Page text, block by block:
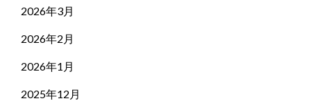
2026年3月
2026年2月
2026年1月
2025年12月